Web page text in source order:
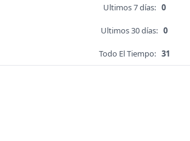
Ultimos 7 días: 0
Ultimos 30 días: 0
Todo El Tiempo: 31